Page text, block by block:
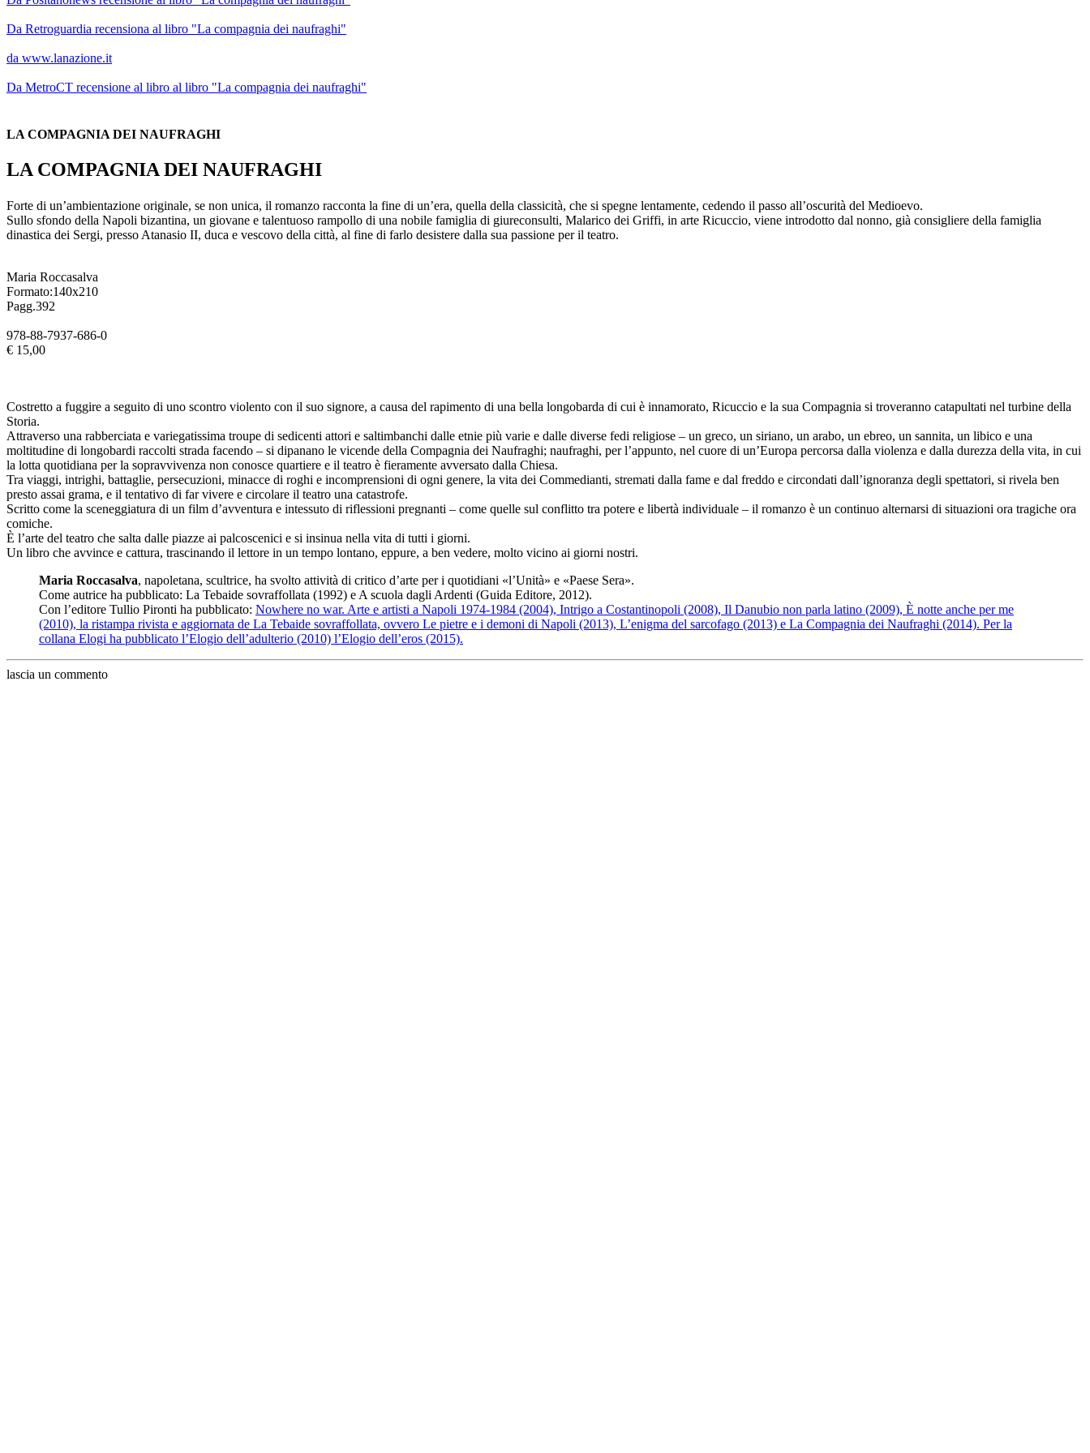
Da Retroguardia recensiona al libro "La compagnia dei naufraghi"
da www.lanazione.it
Da MetroCT recensione al libro al libro "La compagnia dei naufraghi"
LA COMPAGNIA DEI NAUFRAGHI
LA COMPAGNIA DEI NAUFRAGHI
Forte di un’ambientazione originale, se non unica, il romanzo racconta la fine di un’era, quella della classicità, che si spegne lentamente, cedendo il passo all’oscurità del Medioevo.
Sullo sfondo della Napoli bizantina, un giovane e talentuoso rampollo di una nobile famiglia di giureconsulti, Malarico dei Griffi, in arte Ricuccio, viene introdotto dal nonno, già consigliere della famiglia
dinastica dei Sergi, presso Atanasio II, duca e vescovo della città, al fine di farlo desistere dalla sua passione per il teatro.
Maria Roccasalva
Formato:140x210
Pagg.392
978-88-7937-686-0
€ 15,00
Costretto a fuggire a seguito di uno scontro violento con il suo signore, a causa del rapimento di una bella longobarda di cui è innamorato, Ricuccio e la sua Compagnia si troveranno catapultati nel turbine della
Storia.
Attraverso una rabberciata e variegatissima troupe di sedicenti attori e saltimbanchi dalle etnie più varie e dalle diverse fedi religiose – un greco, un siriano, un arabo, un ebreo, un sannita, un libico e una
moltitudine di longobardi raccolti strada facendo – si dipanano le vicende della Compagnia dei Naufraghi; naufraghi, per l’appunto, nel cuore di un’Europa percorsa dalla violenza e dalla durezza della vita, in cui
la lotta quotidiana per la sopravvivenza non conosce quartiere e il teatro è fieramente avversato dalla Chiesa.
Tra viaggi, intrighi, battaglie, persecuzioni, minacce di roghi e incomprensioni di ogni genere, la vita dei Commedianti, stremati dalla fame e dal freddo e circondati dall’ignoranza degli spettatori, si rivela ben
presto assai grama, e il tentativo di far vivere e circolare il teatro una catastrofe.
Scritto come la sceneggiatura di un film d’avventura e intessuto di riflessioni pregnanti – come quelle sul conflitto tra potere e libertà individuale – il romanzo è un continuo alternarsi di situazioni ora tragiche ora
comiche.
È l’arte del teatro che salta dalle piazze ai palcoscenici e si insinua nella vita di tutti i giorni.
Un libro che avvince e cattura, trascinando il lettore in un tempo lontano, eppure, a ben vedere, molto vicino ai giorni nostri.
Maria Roccasalva, napoletana, scultrice, ha svolto attività di critico d’arte per i quotidiani «l’Unità» e «Paese Sera».
Come autrice ha pubblicato: La Tebaide sovraffollata (1992) e A scuola dagli Ardenti (Guida Editore, 2012).
Con l’editore Tullio Pironti ha pubblicato: Nowhere no war. Arte e artisti a Napoli 1974-1984 (2004), Intrigo a Costantinopoli (2008), Il Danubio non parla latino (2009), È notte anche per me
(2010), la ristampa rivista e aggiornata de La Tebaide sovraffollata, ovvero Le pietre e i demoni di Napoli (2013), L’enigma del sarcofago (2013) e La Compagnia dei Naufraghi (2014). Per la
collana Elogi ha pubblicato l’Elogio dell’adulterio (2010) l’Elogio dell’eros (2015).
lascia un commento